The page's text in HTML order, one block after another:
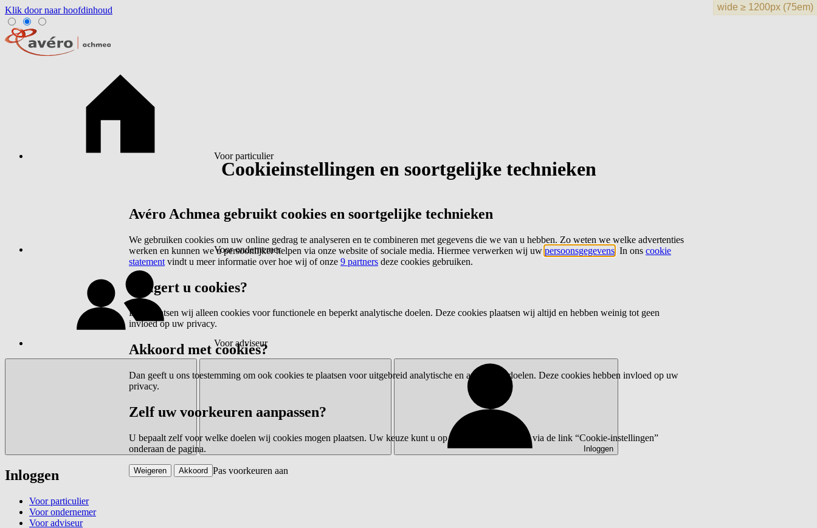
Klik door naar hoofdinhoud
Voor particulier
Voor ondernemer
Voor adviseur
Inloggen
Inloggen
Voor particulier
Voor ondernemer
Voor adviseur
Cookieinstellingen en soortgelijke technieken
Avéro Achmea gebruikt cookies en soortgelijke technieken
We gebruiken cookies om uw online gedrag te analyseren en te combineren met gegevens die we van u hebben. Zo weten we welke advertenties
werken en kunnen we u persoonlijker helpen via onze website of sociale media. Hiermee verwerken wij uw persoonsgegevens . In ons cookie
statement vindt u meer informatie over hoe wij of onze 9 partners deze cookies gebruiken.
Weigert u cookies?
Dan plaatsen wij alleen cookies voor functionele en beperkt analytische doelen. Deze cookies plaatsen wij altijd en hebben weinig tot geen
invloed op uw privacy.
Akkoord met cookies?
Dan geeft u ons toestemming om ook cookies te plaatsen voor uitgebreid analytische en advertentiedoelen. Deze cookies hebben invloed op uw
privacy.
Zelf uw voorkeuren aanpassen?
U bepaalt zelf voor welke doelen wij cookies mogen plaatsen. Uw keuze kunt u op elk moment wijzigen via de link “Cookie-instellingen”
onderaan de pagina.
Pas voorkeuren aan
Weigeren Akkoord